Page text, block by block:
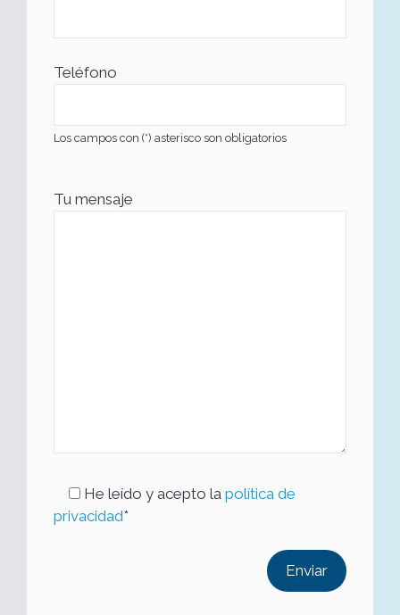
Teléfono
Los campos con (*) asterisco son obligatorios
Tu mensaje
He leído y acepto la política de
privacidad*